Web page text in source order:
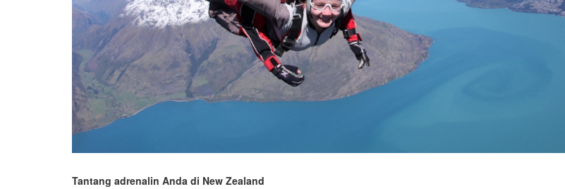
Tantang adrenalin Anda di New Zealand